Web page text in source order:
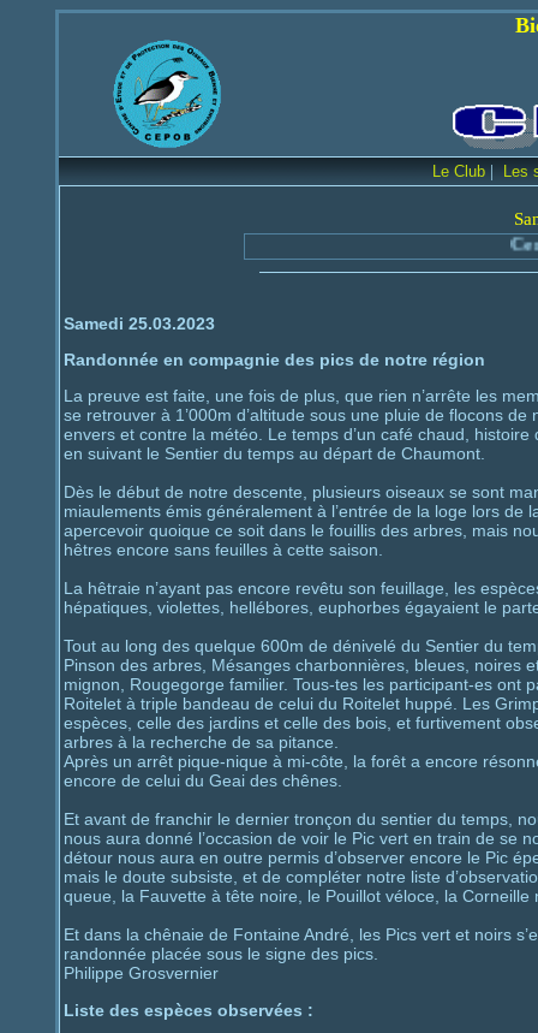
Bienvenue sur
Le Club | Les
Samedi 25.03.2023
Randonnée en compagnie des pics de notre région
La preuve est faite, une fois de plus, que rien n’arrête les
se retrouver à 1’000m d’altitude sous une pluie de flocons
envers et contre la météo. Le temps d’un café chaud,
en suivant le Sentier du temps au départ de Chaumont.
Dès le début de notre descente, plusieurs oiseaux se sont
miaulements émis généralement à l’entrée de la loge lors
apercevoir quoique ce soit dans le fouillis des arbres, mais
hêtres encore sans feuilles à cette saison.
La hêtraie n’ayant pas encore revêtu son feuillage, les
hépatiques, violettes, hellébores, euphorbes égayaient le
Tout au long des quelque 600m de dénivelé du Sentier du
Pinson des arbres, Mésanges charbonnières, bleues, noires
mignon, Rougegorge familier. Tous-tes les participant-es ont
Roitelet à triple bandeau de celui du Roitelet huppé. Les
espèces, celle des jardins et celle des bois, et furtivement
arbres à la recherche de sa pitance.
Après un arrêt pique-nique à mi-côte, la forêt a encore
encore de celui du Geai des chênes.
Et avant de franchir le dernier tronçon du sentier du temps,
nous aura donné l’occasion de voir le Pic vert en train de se
détour nous aura en outre permis d’observer encore le Pic
mais le doute subsiste, et de compléter notre liste
queue, la Fauvette à tête noire, le Pouillot véloce, la Corneille
Et dans la chênaie de Fontaine André, les Pics vert et noirs
randonnée placée sous le signe des pics.
Philippe Grosvernier
Liste des espèces observées :